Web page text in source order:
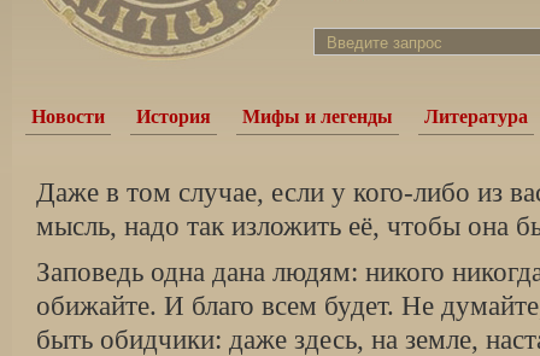
Новости История Мифы и легенды Литература
Даже в том случае, если у кого-либо из
мысль, надо так изложить её, чтобы она
Заповедь одна дана людям: никого
обижайте. И благо всем будет. Не
быть обидчики: даже здесь, на земле,